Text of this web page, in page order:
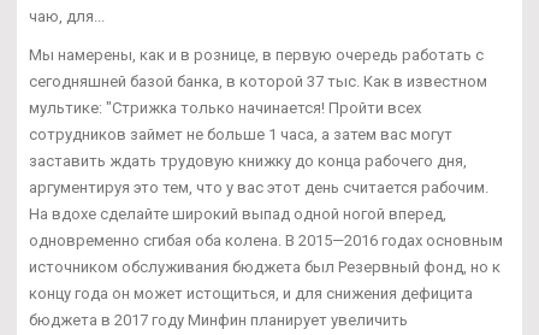
чаю, для...
Мы намерены, как и в рознице, в первую очередь работать с
сегодняшней базой банка, в которой 37 тыс. Как в известном
мультике: "Стрижка только начинается! Пройти всех
сотрудников займет не больше 1 часа, а затем вас могут
заставить ждать трудовую книжку до конца рабочего дня,
аргументируя это тем, что у вас этот день считается рабочим.
На вдохе сделайте широкий выпад одной ногой вперед,
одновременно сгибая оба колена. В 2015—2016 годах основным
источником обслуживания бюджета был Резервный фонд, но к
концу года он может истощиться, и для снижения дефицита
бюджета в 2017 году Минфин планирует увеличить